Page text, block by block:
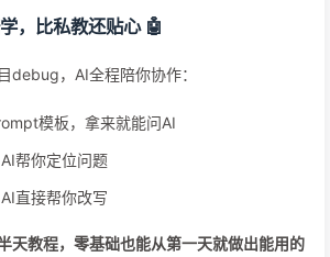
，比私教还贴心 🤖
debug，AI全程陪你协作：
模板，拿来就能问AI
帮你定位问题
直接帮你改写
天教程，零基础也能从第一天就做出能用的